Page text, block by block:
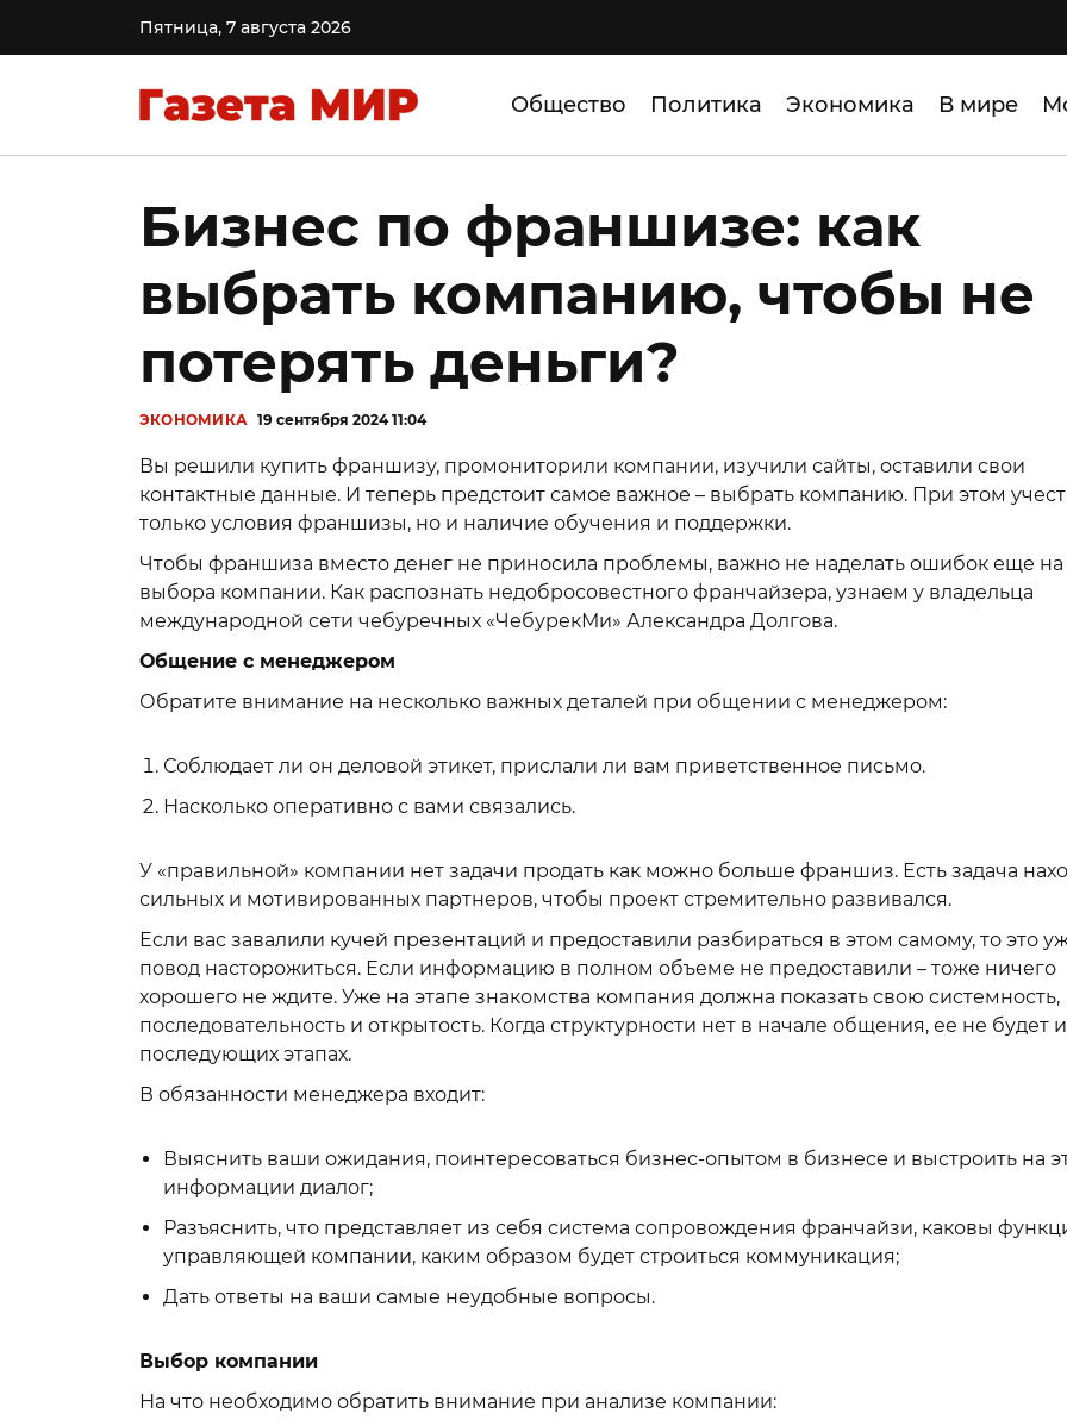
Пятница, 7 августа 2026
Общество Политика Экономика В мире
Бизнес по франшизе: как
выбрать компанию, чтобы не
потерять деньги?
ЭКОНОМИКА 19 сентября 2024 11:04
Вы решили купить франшизу, промониторили компании, изучили сайты, оставили свои
контактные данные. И теперь предстоит самое важное – выбрать компанию. При этом
только условия франшизы, но и наличие обучения и поддержки.
Чтобы франшиза вместо денег не приносила проблемы, важно не наделать ошибок еще на
выбора компании. Как распознать недобросовестного франчайзера, узнаем у владельца
международной сети чебуречных «ЧебурекМи» Александра Долгова.
Общение с менеджером
Обратите внимание на несколько важных деталей при общении с менеджером:
Соблюдает ли он деловой этикет, прислали ли вам приветственное письмо.
Насколько оперативно с вами связались.
У «правильной» компании нет задачи продать как можно больше франшиз. Есть задача
сильных и мотивированных партнеров, чтобы проект стремительно развивался.
Если вас завалили кучей презентаций и предоставили разбираться в этом самому, то это
повод насторожиться. Если информацию в полном объеме не предоставили – тоже ничего
хорошего не ждите. Уже на этапе знакомства компания должна показать свою системность,
последовательность и открытость. Когда структурности нет в начале общения, ее не будет
последующих этапах.
В обязанности менеджера входит:
Выяснить ваши ожидания, поинтересоваться бизнес-опытом в бизнесе и выстроить на
информации диалог;
Разъяснить, что представляет из себя система сопровождения франчайзи, каковы
управляющей компании, каким образом будет строиться коммуникация;
Дать ответы на ваши самые неудобные вопросы.
Выбор компании
На что необходимо обратить внимание при анализе компании: